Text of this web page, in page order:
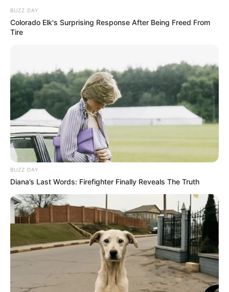
BUZZ DAY
Colorado Elk's Surprising Response After Being Freed From
Tire
BUZZ DAY
Diana’s Last Words: Firefighter Finally Reveals The Truth